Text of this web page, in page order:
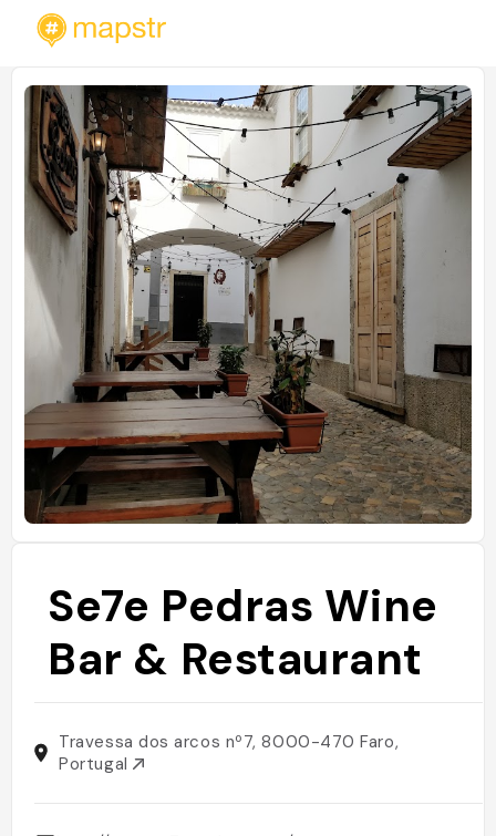
Se7e Pedras Wine
Bar & Restaurant
Travessa dos arcos nº7, 8000-470 Faro,
Portugal